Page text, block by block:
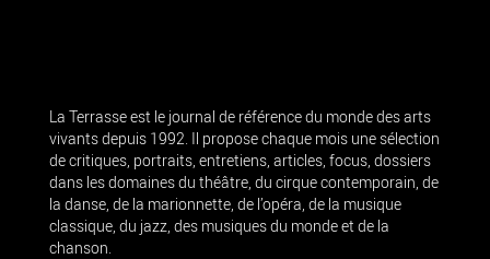
La Terrasse est le journal de référence du monde des arts
vivants depuis 1992. Il propose chaque mois une sélection
de critiques, portraits, entretiens, articles, focus, dossiers
dans les domaines du théâtre, du cirque contemporain, de
la danse, de la marionnette, de l’opéra, de la musique
classique, du jazz, des musiques du monde et de la
chanson.